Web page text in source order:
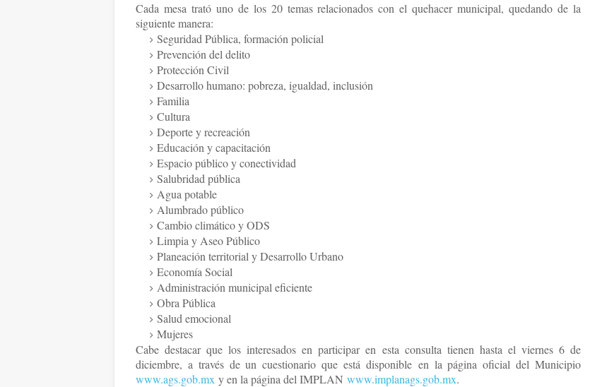
Cada mesa trató uno de los 20 temas relacionados con el quehacer municipal, quedando de la
siguiente manera:
Seguridad Pública, formación policial
Prevención del delito
Protección Civil
Desarrollo humano: pobreza, igualdad, inclusión
Familia
Cultura
Deporte y recreación
Educación y capacitación
Espacio público y conectividad
Salubridad pública
Agua potable
Alumbrado público
Cambio climático y ODS
Limpia y Aseo Público
Planeación territorial y Desarrollo Urbano
Economía Social
Administración municipal eficiente
Obra Pública
Salud emocional
Mujeres
Cabe destacar que los interesados en participar en esta consulta tienen hasta el viernes 6 de
diciembre, a través de un cuestionario que está disponible en la página oficial del Municipio
www.ags.gob.mx y en la página del IMPLAN www.implanags.gob.mx.